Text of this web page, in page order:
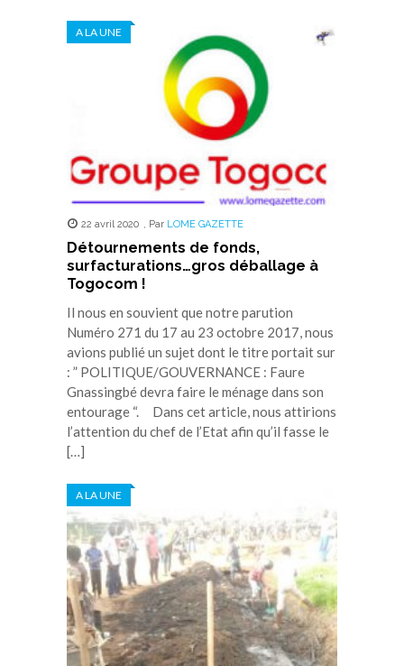
A LA UNE
22 avril 2020 , Par LOME GAZETTE
Détournements de fonds,
surfacturations…gros déballage à
Togocom !
Il nous en souvient que notre parution
Numéro 271 du 17 au 23 octobre 2017, nous
avions publié un sujet dont le titre portait sur
: ” POLITIQUE/GOUVERNANCE : Faure
Gnassingbé devra faire le ménage dans son
entourage “. Dans cet article, nous attirions
l’attention du chef de l’Etat afin qu’il fasse le
[…]
A LA UNE